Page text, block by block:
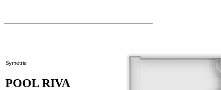
Symetrie
POOL RIVA